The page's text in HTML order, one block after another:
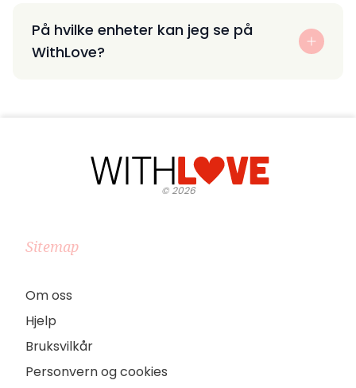
På hvilke enheter kan jeg se på
WithLove?
©2026
Sitemap
Om oss
Hjelp
Bruksvilkår
Personvern og cookies